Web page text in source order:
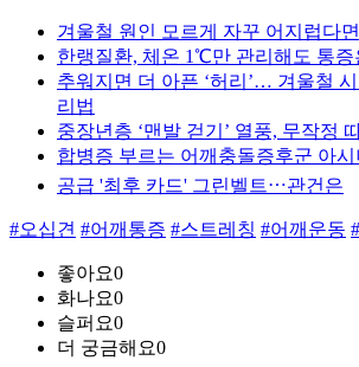
겨울철 원인 모르게 자꾸 어지럽다
한랭질환, 체온 1℃만 관리해도 통증
추워지면 더 아픈 ‘허리’… 겨울철
리법
중장년층 ‘맨발 걷기’ 열풍, 무작정
합병증 부르는 어깨충돌증후군 아시
공급 '최후 카드' 그린벨트⋯관건은
#오십견 #어깨통증 #스트레칭 #어깨운동
좋아요0
화나요0
슬퍼요0
더 궁금해요0